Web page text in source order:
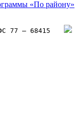
77 – 68415